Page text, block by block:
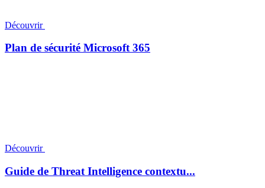
Découvrir
Plan de sécurité Microsoft 365
Découvrir
Guide de Threat Intelligence contextu...